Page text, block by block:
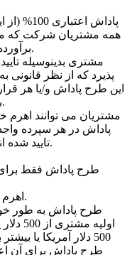
پاداش
همه مشتریان شرکت که
برآورده کرده اند در دسترس است.
مشتری بدینوسیله
پذیرد که از نظر قانونی
این طرح پاداش و/یا هر
بین او و شرکت متعهد است.
پاداش در هر سپرده
تایید شده انجام می دهند، افزایش دهند.
طرح پاداش فقط
اهرم حساب پایه غالب خواهد بود.
طرح پاداش به طور
اولیه
500 دلار آمریکا یا
طرح پاداش برای آن